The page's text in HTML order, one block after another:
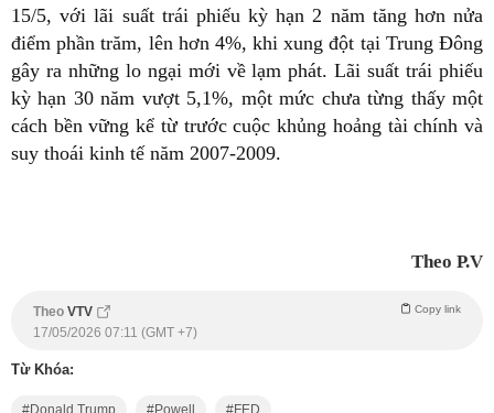
15/5, với lãi suất trái phiếu kỳ hạn 2 năm tăng hơn nửa
điểm phần trăm, lên hơn 4%, khi xung đột tại Trung Đông
gây ra những lo ngại mới về lạm phát. Lãi suất trái phiếu
kỳ hạn 30 năm vượt 5,1%, một mức chưa từng thấy một
cách bền vững kể từ trước cuộc khủng hoảng tài chính và
suy thoái kinh tế năm 2007-2009.
Theo P.V
Theo VTV Copy link
17/05/2026 07:11 (GMT +7)
Từ Khóa:
Donald Trump Powell FED